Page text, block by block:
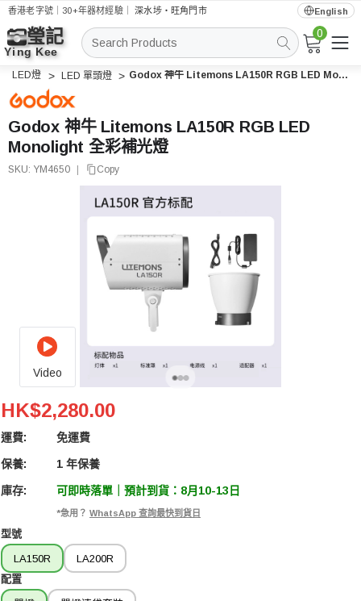
香港老字號｜30+年器材經驗｜深水埗・旺角門市 English
搜
索
0
LED燈 LED 單頭燈 Godox 神牛 Litemons LA150R RGB LED Monolight 全彩補光燈
Godox 神牛 Litemons LA150R RGB LED
Monolight 全彩補光燈
SKU: YM4650 Copy
Video
Godox 神牛 Litemons LA150R RGB LED Monolight
HK$2,280.00
運費: 免運費
保養: 1 年保養
庫存: 可即時落單｜預計到貨：8月10-13日
*急用？ WhatsApp 查詢最快到貨日
型號
LA150R
LA200R
配置